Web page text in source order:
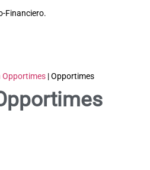
Financiero.
Opportimes | Opportimes